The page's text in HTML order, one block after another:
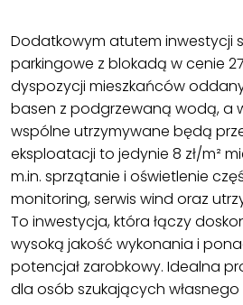
Dodatkowym atutem inwestycji
parkingowe z blokadą w cenie
dyspozycji mieszkańców
basen z podgrzewaną wodą, a
wspólne utrzymywane będą
eksploatacji to jedynie 8 zł/m²
m.in. sprzątanie i oświetlenie
monitoring, serwis wind oraz
To inwestycja, która łączy
wysoką jakość wykonania i
potencjał zarobkowy. Idealna
dla osób szukających